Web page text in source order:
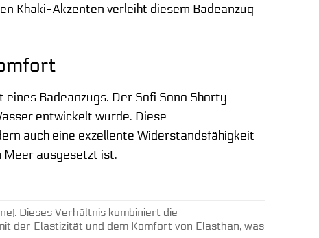
Khaki-Akzenten verleiht diesem Badeanzug
Badeanzugs. Der Sofi Sono Shorty
entwickelt wurde. Diese
auch eine exzellente Widerstandsfähigkeit
Meer ausgesetzt ist.
Dieses Verhältnis kombiniert die
der Elastizität und dem Komfort von Elasthan, was